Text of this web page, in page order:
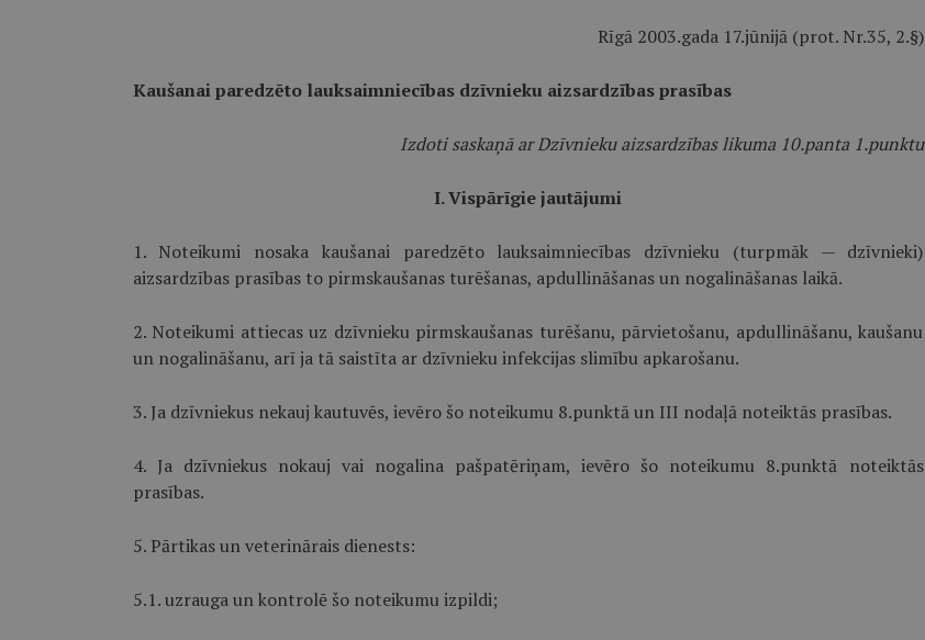
Rīgā 2003.gada 17.jūnijā (prot. Nr.35, 2.§)
Kaušanai paredzēto lauksaimniecības dzīvnieku aizsardzības prasības
Izdoti saskaņā ar Dzīvnieku aizsardzības likuma 10.panta 1.punktu
I. Vispārīgie jautājumi
1. Noteikumi nosaka kaušanai paredzēto lauksaimniecības dzīvnieku (turpmāk — dzīvnieki)
aizsardzības prasības to pirmskaušanas turēšanas, apdullināšanas un nogalināšanas laikā.
2. Noteikumi attiecas uz dzīvnieku pirmskaušanas turēšanu, pārvietošanu, apdullināšanu, kaušanu
un nogalināšanu, arī ja tā saistīta ar dzīvnieku infekcijas slimību apkarošanu.
3. Ja dzīvniekus nekauj kautuvēs, ievēro šo noteikumu 8.punktā un III nodaļā noteiktās prasības.
4. Ja dzīvniekus nokauj vai nogalina pašpatēriņam, ievēro šo noteikumu 8.punktā noteiktās
prasības.
5. Pārtikas un veterinārais dienests:
5.1. uzrauga un kontrolē šo noteikumu izpildi;